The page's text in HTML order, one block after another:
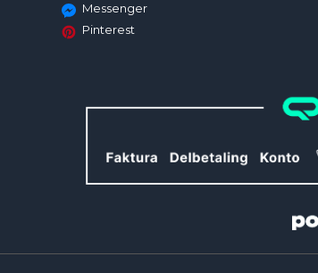
Messenger
Pinterest